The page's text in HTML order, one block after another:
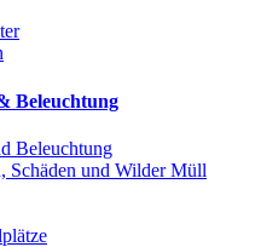
Beleuchtung
Beleuchtung
Schäden und Wilder Müll